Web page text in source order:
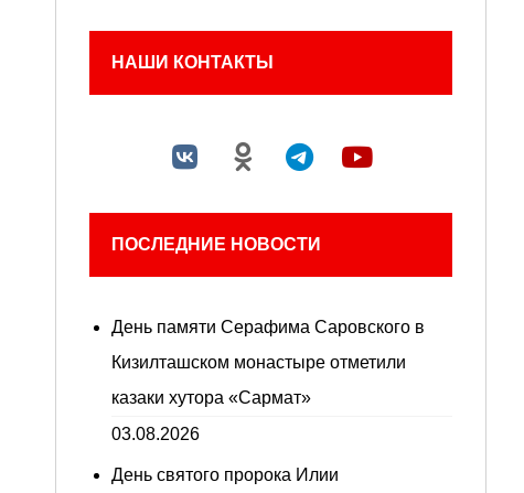
НАШИ КОНТАКТЫ
ПОСЛЕДНИЕ НОВОСТИ
День памяти Серафима Саровского в
Кизилташском монастыре отметили
казаки хутора «Сармат»
03.08.2026
День святого пророка Илии